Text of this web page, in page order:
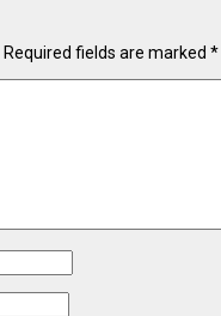
Required fields are marked *